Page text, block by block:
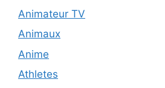
Animateur TV
Animaux
Anime
Athletes